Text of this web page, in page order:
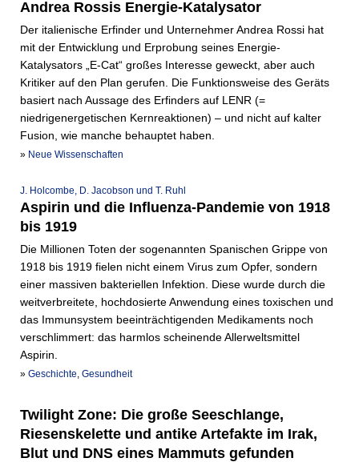
Andrea Rossis Energie-Katalysator
Der italienische Erfinder und Unternehmer Andrea Rossi hat
mit der Entwicklung und Erprobung seines Energie-
Katalysators „E-Cat“ großes Interesse geweckt, aber auch
Kritiker auf den Plan gerufen. Die Funktionsweise des Geräts
basiert nach Aussage des Erfinders auf LENR (=
niedrigenergetischen Kernreaktionen) – und nicht auf kalter
Fusion, wie manche behauptet haben.
» Neue Wissenschaften
J. Holcombe, D. Jacobson und T. Ruhl
Aspirin und die Influenza-Pandemie von 1918
bis 1919
Die Millionen Toten der sogenannten Spanischen Grippe von
1918 bis 1919 fielen nicht einem Virus zum Opfer, sondern
einer massiven bakteriellen Infektion. Diese wurde durch die
weitverbreitete, hochdosierte Anwendung eines toxischen und
das Immunsystem beeinträchtigenden Medikaments noch
verschlimmert: das harmlos scheinende Allerweltsmittel
Aspirin.
» Geschichte Gesundheit
Twilight Zone: Die große Seeschlange,
Riesenskelette und antike Artefakte im Irak,
Blut und DNS eines Mammuts gefunden